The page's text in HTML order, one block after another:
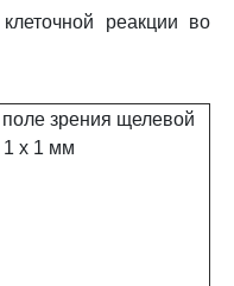
реакции во
поле зрения щелевой
x 1 мм